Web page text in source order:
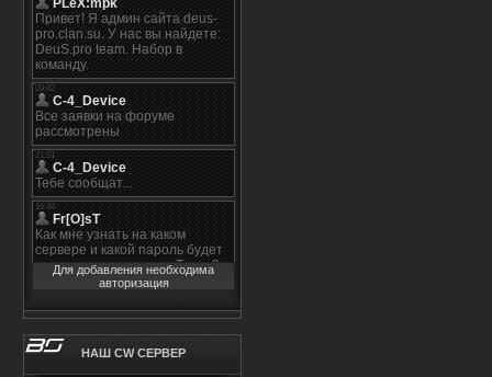
Для добавления необходима
авторизация
НАШ CW СЕРВЕР